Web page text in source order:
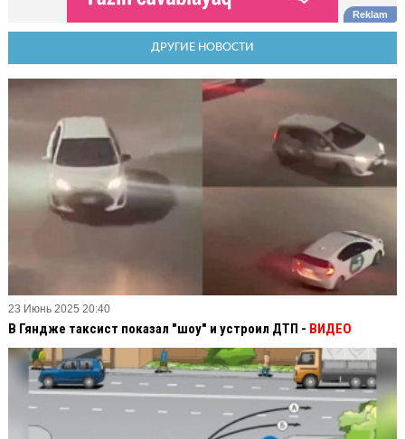
ДРУГИЕ НОВОСТИ
23 Июнь 2025 20:40
В Гяндже таксист показал "шоу" и устроил ДТП - ВИДЕО